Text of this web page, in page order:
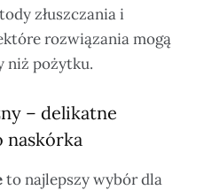
złuszczania i
rozwiązania mogą
niż pożytku.
– delikatne
naskórka
to najlepszy wybór dla